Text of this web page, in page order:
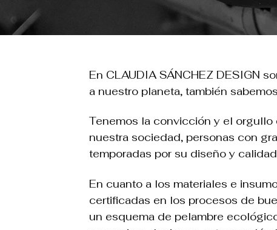
En CLAUDIA SÁNCHEZ DESIGN
a nuestro planeta, también
Tenemos la convicción y el orgullo
nuestra sociedad, personas con
temporadas por su diseño y calidad
En cuanto a los materiales e
certificadas en los procesos de
un esquema de pelambre